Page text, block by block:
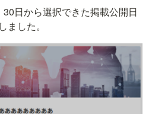
日から選択できた掲載公開日
した。